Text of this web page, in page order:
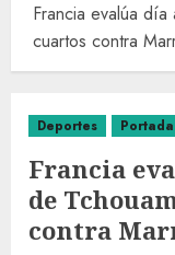
Francia evalúa
cuartos contra
Deportes Portada
Francia
de
contra